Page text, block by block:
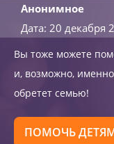
Анонимное
Дата: 20 декабря
Вы тоже можете
и, возможно,
обретет семью!
ПОМОЧЬ